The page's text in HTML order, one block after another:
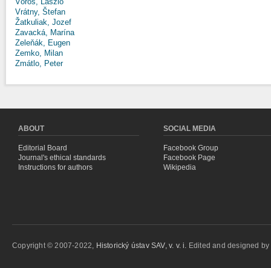
Vrátny, Štefan
Žatkuliak, Jozef
Zavacká, Marína
Zeleňák, Eugen
Zemko, Milan
Zmátlo, Peter
ABOUT
Editorial Board
Journal's ethical standards
Instructions for authors
SOCIAL MEDIA
Facebook Group
Facebook Page
Wikipedia
Copyright © 2007-2022, Historický ústav SAV, v. v. i. Edited and designed by